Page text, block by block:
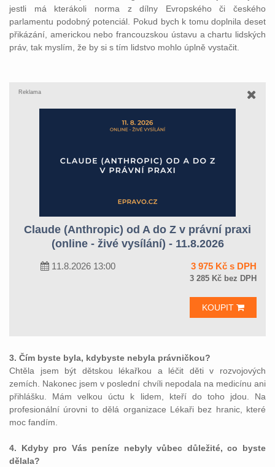
jestli má kterákoli norma z dílny Evropského či českého
parlamentu podobný potenciál. Pokud bych k tomu doplnila deset
přikázání, americkou nebo francouzskou ústavu a chartu lidských
práv, tak myslím, že by si s tím lidstvo mohlo úplně vystačit.
Reklama
Claude (Anthropic) od A do Z v právní praxi
(online - živé vysílání) - 11.8.2026
11.8.2026 13:00 3 975 Kč s DPH
3 285 Kč bez DPH
KOUPIT
3. Čím byste byla, kdybyste nebyla právničkou?
Chtěla jsem být dětskou lékařkou a léčit děti v rozvojových
zemích. Nakonec jsem v poslední chvíli nepodala na medicínu ani
přihlášku. Mám velkou úctu k lidem, kteří do toho jdou. Na
profesionální úrovni to dělá organizace Lékaři bez hranic, které
moc fandím.
4. Kdyby pro Vás peníze nebyly vůbec důležité, co byste
dělala?